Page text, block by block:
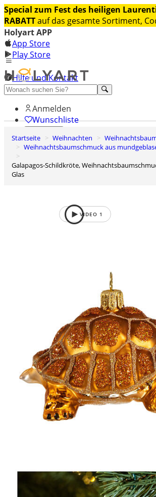
Special zum Fest des heiligen
RABATTauf das gesamte Sortiment,
Holyart APP
App Store
Play Store
Hilfe und Kontakt
Entdecken Sie Premium
Anmelden
Wunschliste
0
Warenkorb
Startseite Weihnachten
Weihnachtsbaumschmuck aus
Galapagos-Schildkröte, Weihnachtsbaumschmuck aus mundgeblasenem
Glas
VIDEO 1